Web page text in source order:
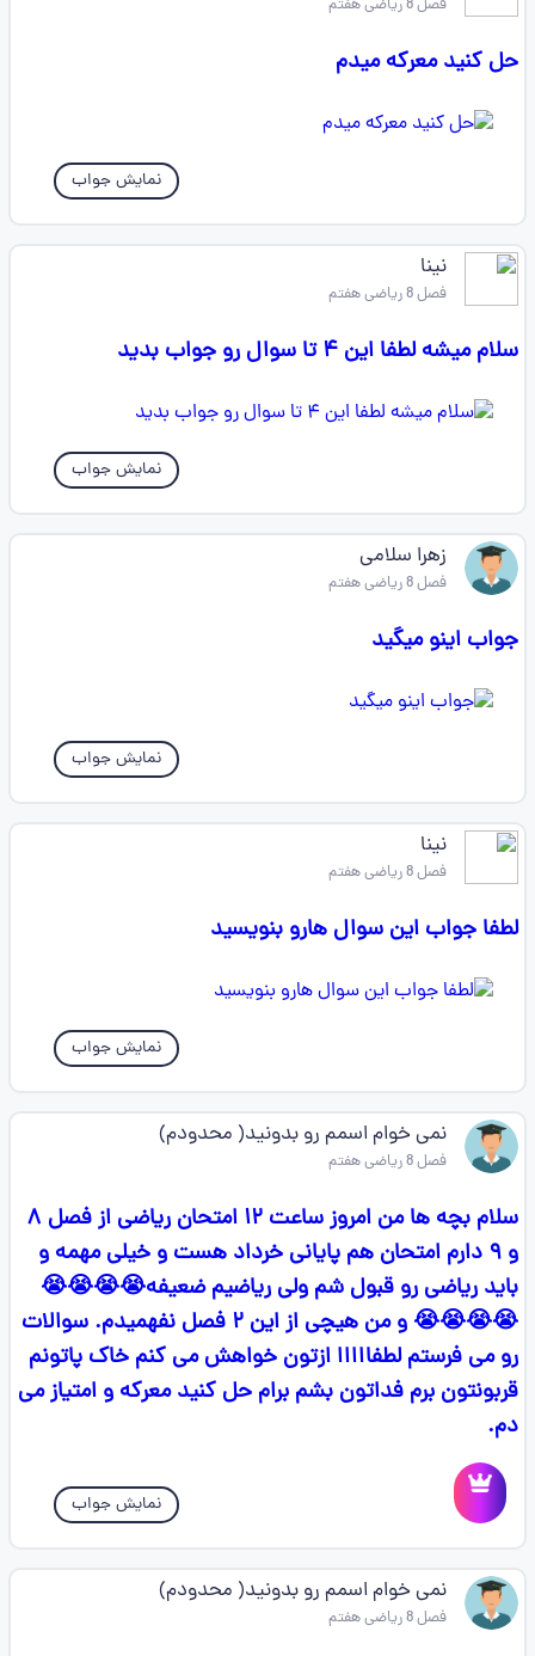
فصل 8 ریاضی هفتم
حل کنید معرکه میدم
نمایش جواب
نینا
فصل 8 ریاضی هفتم
سلام میشه لطفا این ۴ تا سوال رو جواب بدید
نمایش جواب
زهرا سلامی
فصل 8 ریاضی هفتم
جواب اینو میگید
نمایش جواب
نینا
فصل 8 ریاضی هفتم
لطفا جواب این سوال هارو بنویسید
نمایش جواب
نمی خوام اسمم رو بدونید( محدودم)
فصل 8 ریاضی هفتم
سلام بچه ها من امروز ساعت ۱۲ امتحان ریاضی از فصل ۸
و ۹ دارم امتحان هم پایانی خرداد هست و خیلی مهمه و
باید ریاضی رو قبول شم ولی ریاضیم ضعیفه😭😭😭😭
😭😭😭😭 و من هیچی از این ۲ فصل نفهمیدم. سوالات
رو می فرستم لطفااااا ازتون خواهش می کنم خاک پاتونم
قربونتون برم فداتون بشم برام حل کنید معرکه و امتیاز می
دم.
نمایش جواب
نمی خوام اسمم رو بدونید( محدودم)
فصل 8 ریاضی هفتم